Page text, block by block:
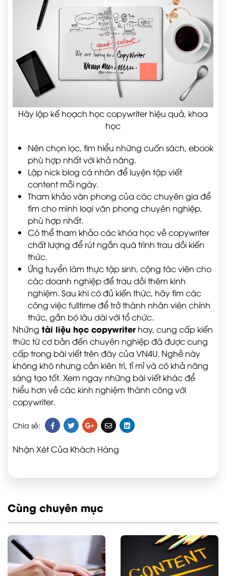
Hãy lập kế hoạch học copywriter hiệu quả, khoa
học
Nên chọn lọc, tìm hiểu những cuốn sách, ebook
phù hợp nhất với khả năng.
Lập nick blog cá nhân để luyện tập viết
content mỗi ngày.
Tham khảo văn phong của các chuyên gia để
tìm cho mình loại văn phong chuyên nghiệp,
phù hợp nhất.
Có thể tham khảo các khóa học về copywriter
chất lượng để rút ngắn quá trình trau dồi kiến
thức.
Ứng tuyển làm thực tập sinh, cộng tác viên cho
các doanh nghiệp để trau dồi thêm kinh
nghiệm. Sau khi có đủ kiến thức, hãy tìm các
công việc fulltime để trở thành nhân viên chính
thức, gắn bó lâu dài với tổ chức.
Những tài liệu học copywriter hay, cung cấp kiến
thức từ cơ bản đến chuyên nghiệp đã được cung
cấp trong bài viết trên đây của VN4U. Nghề này
không khó nhưng cần kiên trì, tỉ mỉ và có khả năng
sáng tạo tốt. Xem ngay những bài viết khác để
hiểu hơn về các kinh nghiệm thành công với
copywriter.
Chia sẻ:
Nhận Xét Của Khách Hàng
Cùng chuyên mục